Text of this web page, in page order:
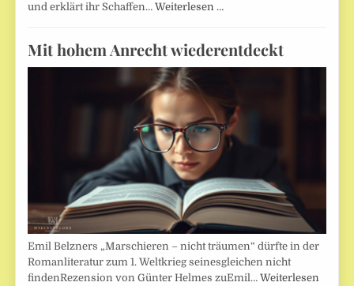
und erklärt ihr Schaffen…Weiterlesen …
Mit hohem Anrecht wiederentdeckt
Emil Belzners „Marschieren – nicht träumen“ dürfte in der
Romanliteratur zum 1. Weltkrieg seinesgleichen nicht
findenRezension von Günter Helmes zuEmil…Weiterlesen